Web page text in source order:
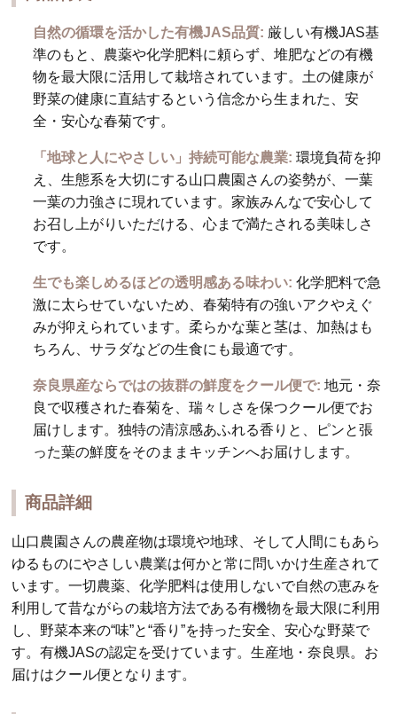
自然の循環を活かした有機JAS品質: 厳しい有機JAS基
準のもと、農薬や化学肥料に頼らず、堆肥などの有機
物を最大限に活用して栽培されています。土の健康が
野菜の健康に直結するという信念から生まれた、安
全・安心な春菊です。
「地球と人にやさしい」持続可能な農業: 環境負荷を抑
え、生態系を大切にする山口農園さんの姿勢が、一葉
一葉の力強さに現れています。家族みんなで安心して
お召し上がりいただける、心まで満たされる美味しさ
です。
生でも楽しめるほどの透明感ある味わい: 化学肥料で急
激に太らせていないため、春菊特有の強いアクやえぐ
みが抑えられています。柔らかな葉と茎は、加熱はも
ちろん、サラダなどの生食にも最適です。
奈良県産ならではの抜群の鮮度をクール便で: 地元・奈
良で収穫された春菊を、瑞々しさを保つクール便でお
届けします。独特の清涼感あふれる香りと、ピンと張
った葉の鮮度をそのままキッチンへお届けします。
商品詳細
山口農園さんの農産物は環境や地球、そして人間にもあら
ゆるものにやさしい農業は何かと常に問いかけ生産されて
います。一切農薬、化学肥料は使用しないで自然の恵みを
利用して昔ながらの栽培方法である有機物を最大限に利用
し、野菜本来の“味”と“香り”を持った安全、安心な野菜で
す。有機JASの認定を受けています。生産地・奈良県。お
届けはクール便となります。